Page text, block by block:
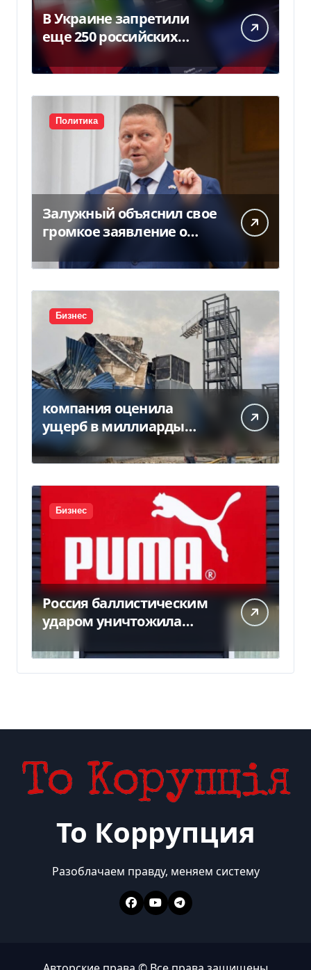
В Украине запретили
еще 250 российских
программ и видов
оборудования — Delo.ua
Политика
Залужный объяснил свое
громкое заявление о
вступлении Украины в
НАТО
Бизнес
компания оценила
ущерб в миллиарды
гривен
Бизнес
Россия баллистическим
ударом уничтожила
детали
То Коррупция
Разоблачаем правду, меняем систему